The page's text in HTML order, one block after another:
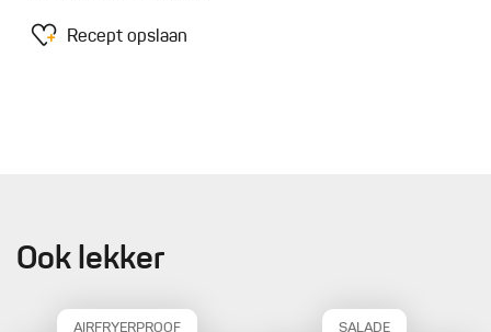
Recept opslaan
Ook lekker
AIRFRYERPROOF SALADE